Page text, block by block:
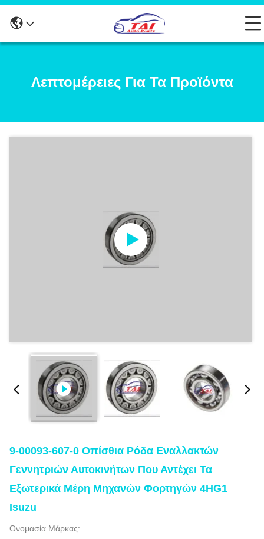
Λεπτομέρειες Για Τα Προϊόντα
9-00093-607-0 Οπίσθια Ρόδα Εναλλακτών
Γεννητριών Αυτοκινήτων Που Αντέχει Τα
Εξωτερικά Μέρη Μηχανών Φορτηγών 4HG1
Isuzu
Ονομασία Μάρκας: